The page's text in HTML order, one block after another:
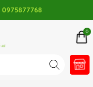
0975877768
0